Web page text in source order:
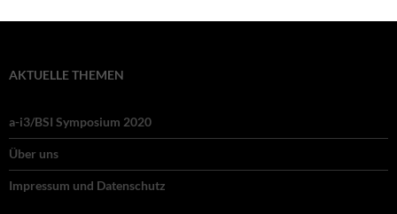
AKTUELLE THEMEN
a-i3/BSI Symposium 2020
Über uns
Impressum und Datenschutz